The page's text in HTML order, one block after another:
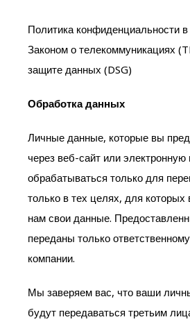
Политика конфиденциальности в
Законом о телекоммуникациях
защите данных (DSG)
Обработка данных
Личные данные, которые вы
через веб-сайт или электронную
обрабатываться только для
только в тех целях, для
нам свои данные.
переданы только
компании.
Мы заверяем вас, что ваши
будут передаваться третьим